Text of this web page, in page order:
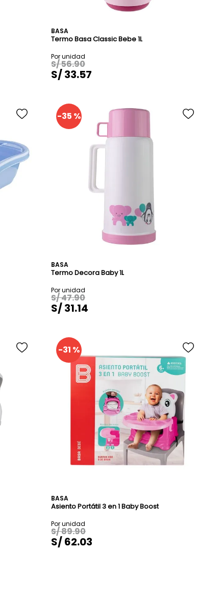
BASA
Termo Basa Classic Bebe 1L
S/56.90
S/33.57
-35 %
BASA
Termo Decora Baby 1L
S/47.90
S/31.14
-31 %
BASA
Asiento Portátil 3 en 1 Baby Boost
S/89.90
S/62.03